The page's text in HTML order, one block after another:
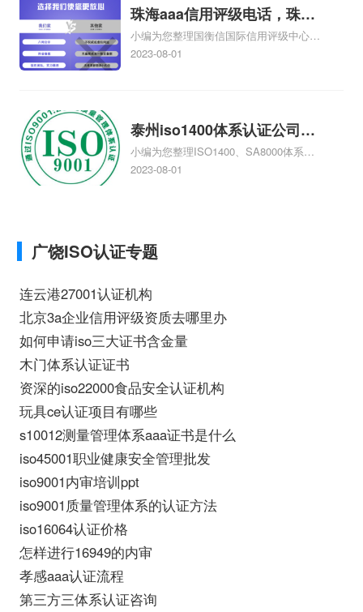
情可查看下方正文！
珠海aaa信用评级电话，珠海
aaa信用评级
小编为您整理国衡信国际信用评级中心
AAA信用评级是什么，AAA信用评级专业
证知识，详情可查看下方正文！
2023-08-01
泰州iso1400体系认证公司，
泰州iso1400体系认证
小编为您整理ISO1400、SA8000体系认
证、ISO1400、SA8000是什么体系认
最好相关iso体系认证知识，详情可查看下
方正文！
2023-08-01
广饶ISO认证专题
连云港27001认证机构
北京3a企业信用评级资质去哪里办
如何申请iso三大证书含金量
木门体系认证证书
资深的iso22000食品安全认证机构
玩具ce认证项目有哪些
s10012测量管理体系aaa证书是什么
iso45001职业健康安全管理批发
iso9001内审培训ppt
iso9001质量管理体系的认证方法
iso16064认证价格
怎样进行16949的内审
孝感aaa认证流程
第三方三体系认证咨询